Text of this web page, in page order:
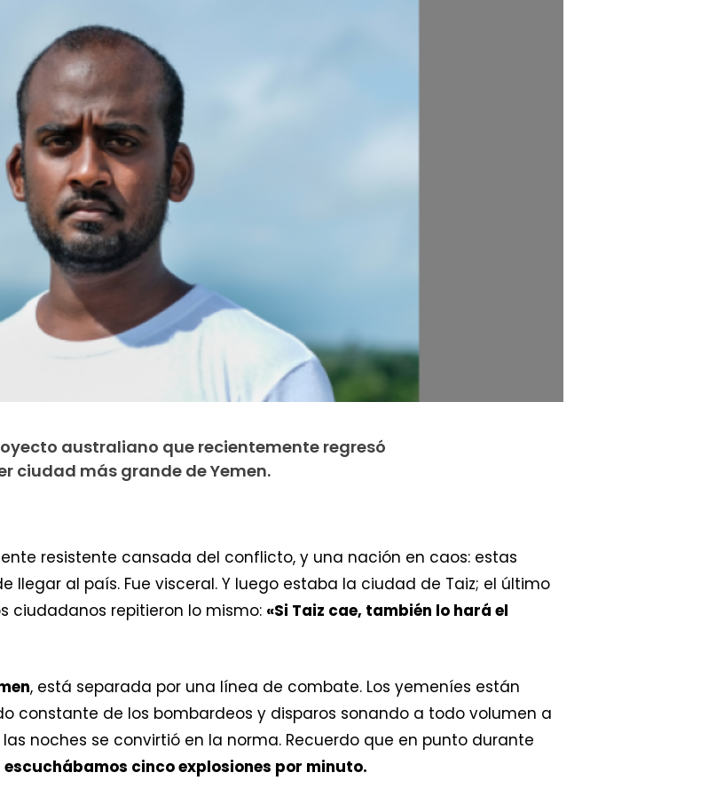
australiano que recientemente regresó
ciudad más grande de Yemen.
resistente cansada del conflicto, y una nación en caos: estas
llegar al país. Fue visceral. Y luego estaba la ciudad de Taiz; el último
ciudadanos repitieron lo mismo: «Si Taiz cae, también lo hará el
, está separada por una línea de combate. Los yemeníes están
constante de los bombardeos y disparos sonando a todo volumen a
noches se convirtió en la norma. Recuerdo que en punto durante
escuchábamos cinco explosiones por minuto.